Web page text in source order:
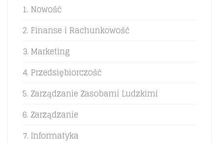
1. Nowość
2. Finanse i Rachunkowość
3. Marketing
4. Przedsiębiorczość
5. Zarządzanie Zasobami Ludzkimi
6. Zarządzanie
7. Informatyka